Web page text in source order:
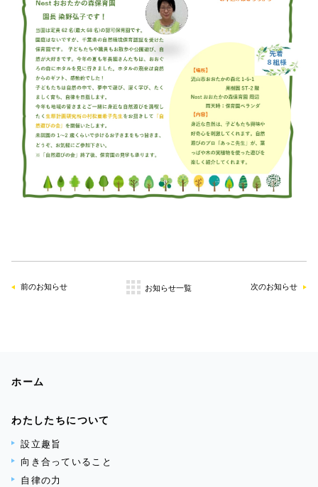
前のお知らせ お知らせ一覧 次のお知らせ
ホーム
わたしたちについて
設立趣旨
向き合っていること
自律の力